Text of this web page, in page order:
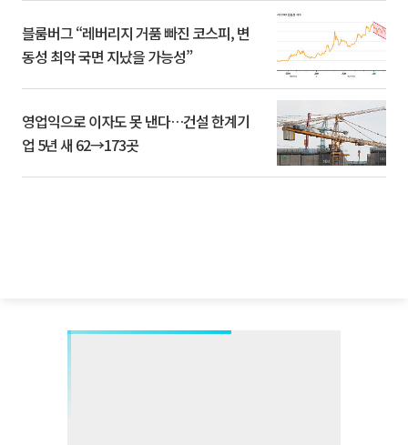
블룸버그 “레버리지 거품 빠진 코스피, 변
동성 최악 국면 지났을 가능성”
영업익으로 이자도 못 낸다…건설 한계기
업 5년 새 62→173곳